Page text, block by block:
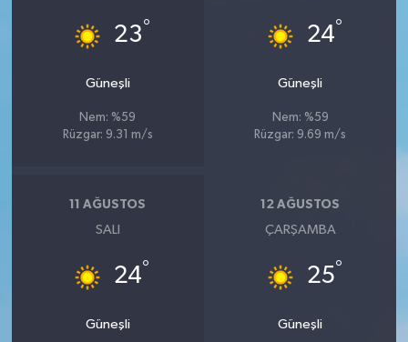
23°
Güneşli
Nem: %59
Rüzgar: 9.31 m/s
24°
Güneşli
Nem: %59
Rüzgar: 9.69 m/s
11 AĞUSTOS
SALI
24°
Güneşli
12 AĞUSTOS
ÇARŞAMBA
25°
Güneşli